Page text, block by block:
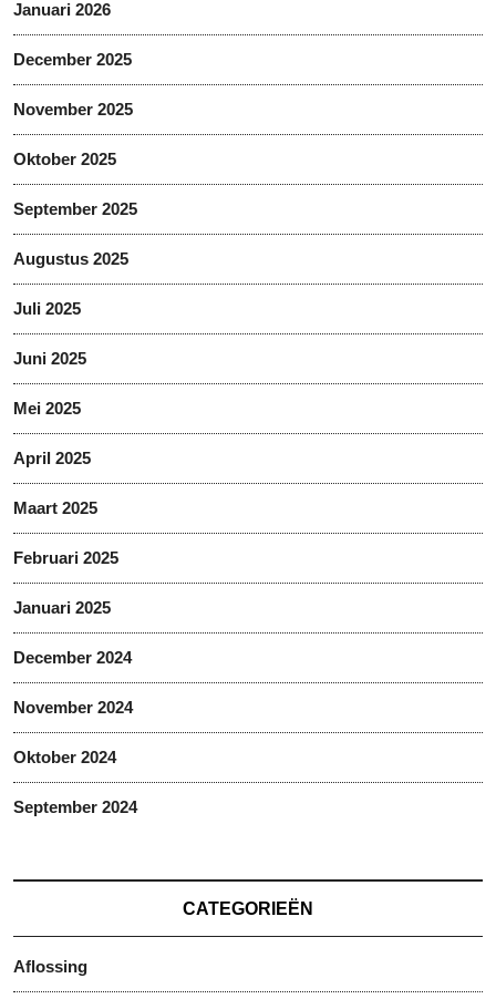
Januari 2026
December 2025
November 2025
Oktober 2025
September 2025
Augustus 2025
Juli 2025
Juni 2025
Mei 2025
April 2025
Maart 2025
Februari 2025
Januari 2025
December 2024
November 2024
Oktober 2024
September 2024
CATEGORIEËN
Aflossing